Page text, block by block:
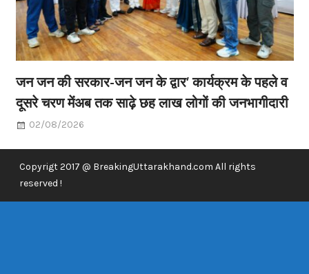
जन जन की सरकार-जन जन के द्वार’ कार्यक्रम के पहले व
दूसरे चरण मेंअब तक साढ़े छह लाख लोगों की जनभागीदारी
02/08/2026
Copyrigt 2017 @ BreakingUttarakhand.com All rights
reserved !